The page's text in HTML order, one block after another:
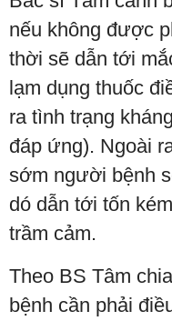
nếu không được
thời sẽ dẫn tới
lạm dụng thuốc
ra tình trạng
đáp ứng). Ngoài
sớm người bệnh
dó dẫn tới tốn
trầm cảm.
Theo BS Tâm
bệnh cần phải